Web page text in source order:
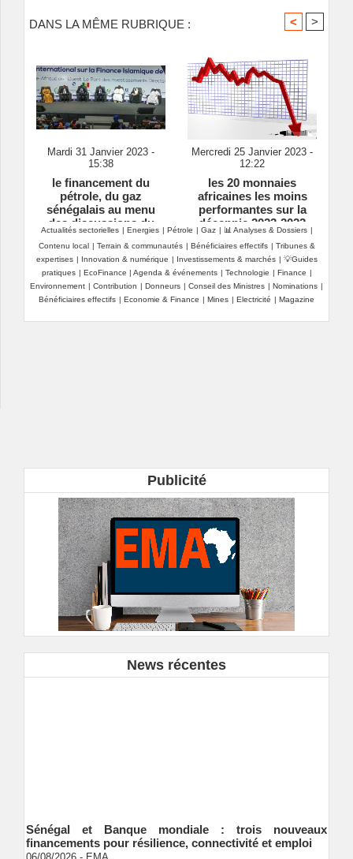
DANS LA MÊME RUBRIQUE : < >
Mardi 31 Janvier 2023 -
15:38
le financement du
pétrole, du gaz
sénégalais au menu
des discussions du
forum international sur
la finance islamique
Mercredi 25 Janvier 2023 -
12:22
les 20 monnaies
africaines les moins
performantes sur la
décennie 2023-2022
Actualités sectorielles | Energies | Pétrole | Gaz | 📊 Analyses & Dossiers |
Contenu local | Terrain & communautés | Bénéficiaires effectifs | Tribunes &
expertises | Innovation & numérique | Investissements & marchés | 💡Guides
pratiques | EcoFinance | Agenda & événements | Technologie | Finance |
Environnement | Contribution | Donneurs | Conseil des Ministres | Nominations |
Bénéficiaires effectifs | Economie & Finance | Mines | Electricité | Magazine
Publicité
News récentes
Sénégal et Banque mondiale : trois nouveaux
financements pour résilience, connectivité et emploi
06/08/2026 -EMA